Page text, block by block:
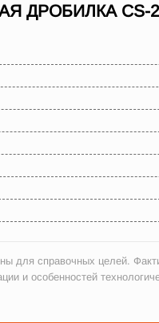
ДРОБИЛКА СS-
для справочных целей.
и особенностей